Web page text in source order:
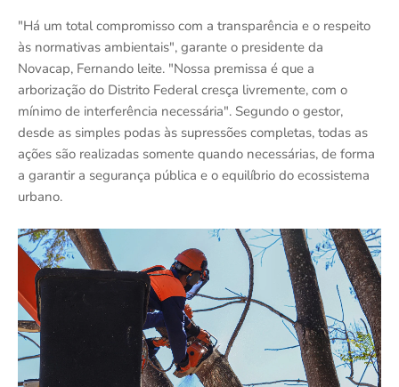
"Há um total compromisso com a transparência e o respeito
às normativas ambientais", garante o presidente da
Novacap, Fernando leite. "Nossa premissa é que a
arborização do Distrito Federal cresça livremente, com o
mínimo de interferência necessária". Segundo o gestor,
desde as simples podas às supressões completas, todas as
ações são realizadas somente quando necessárias, de forma
a garantir a segurança pública e o equilíbrio do ecossistema
urbano.